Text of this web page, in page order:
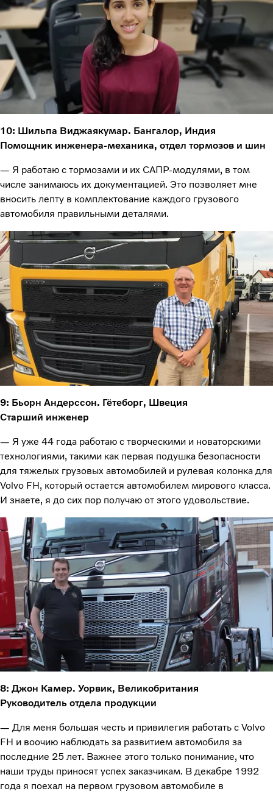
10: Шильпа Виджаякумар. Бангалор, Индия
Помощник инженера-механика, отдел тормозов и шин
— Я работаю с тормозами и их САПР-модулями, в том
числе занимаюсь их документацией. Это позволяет мне
вносить лепту в комплектование каждого грузового
автомобиля правильными деталями.
9: Бьорн Андерссон. Гётеборг, Швеция
Старший инженер
— Я уже 44 года работаю с творческими и новаторскими
технологиями, такими как первая подушка безопасности
для тяжелых грузовых автомобилей и рулевая колонка для
Volvo FH, который остается автомобилем мирового класса.
И знаете, я до сих пор получаю от этого удовольствие.
8: Джон Камер. Уорвик, Великобритания
Руководитель отдела продукции
— Для меня большая честь и привилегия работать с Volvo
FH и воочию наблюдать за развитием автомобиля за
последние 25 лет. Важнее этого только понимание, что
наши труды приносят успех заказчикам. В декабре 1992
года я поехал на первом грузовом автомобиле в